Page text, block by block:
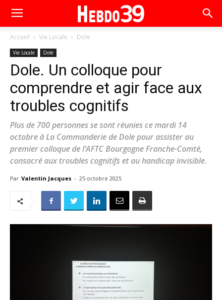
Accueil Vie Locale Dole
Vie Locale Dole
Dole. Un colloque pour
comprendre et agir face aux
troubles cognitifs
Plus de 700 personnes se sont réunies ce mardi 14
octobre à La Commanderie de Dole pour assister au
premier colloque de l’AFTC Bourgogne Franche-Comté,
consacré aux troubles cognitifs et au handicap invisible.
Par Valentin Jacques - 25 octobre 2025